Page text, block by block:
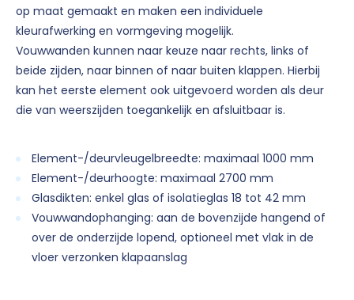
op maat gemaakt en maken een individuele
kleurafwerking en vormgeving mogelijk.
Vouwwanden kunnen naar keuze naar rechts, links of
beide zijden, naar binnen of naar buiten klappen. Hierbij
kan het eerste element ook uitgevoerd worden als deur
die van weerszijden toegankelijk en afsluitbaar is.
Element-/deurvleugelbreedte: maximaal 1000 mm
Element-/deurhoogte: maximaal 2700 mm
Glasdikten: enkel glas of isolatieglas 18 tot 42 mm
Vouwwandophanging: aan de bovenzijde hangend of
over de onderzijde lopend, optioneel met vlak in de
vloer verzonken klapaanslag